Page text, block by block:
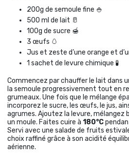
200g de semoule fine 🍚
500 ml de lait 🥛
100g de sucre 🍯
3 œufs 🥚
Jus et zeste d’une orange et
1 sachet de levure chimique 🧪
Commencez par chauffer le lait dans
la semoule progressivement tout en
grumeaux. Une fois que le mélange
incorporez le sucre, les œufs, le jus,
agrumes. Ajoutez la levure, mélangez
un moule. Faites cuire à 180°C
Servi avec une salade de fruits
choix raffiné grâce à son acidité
aérienne.